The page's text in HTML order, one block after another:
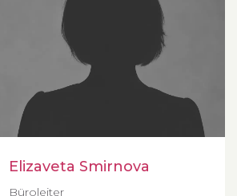
Elizaveta Smirnova
Büroleiter